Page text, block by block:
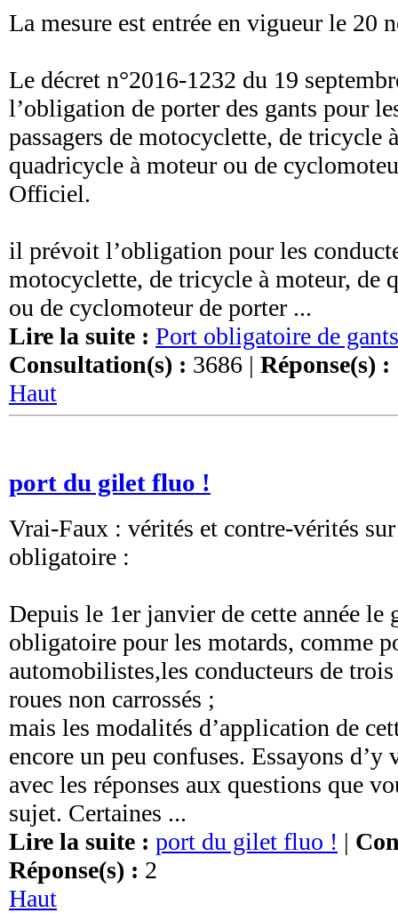
La mesure est entrée en vigueur le 20
Le décret n°2016-1232 du 19
l’obligation de porter des gants pour
passagers de motocyclette, de tricycle
quadricycle à moteur ou de
Officiel.
il prévoit l’obligation pour les
motocyclette, de tricycle à moteur, de
ou de cyclomoteur de porter ...
Lire la suite : Port obligatoire de
Consultation(s) : 3686 | Réponse(s) :
Haut
port du gilet fluo !
Vrai-Faux : vérités et contre-vérités
obligatoire :
Depuis le 1er janvier de cette année le
obligatoire pour les motards, comme
automobilistes,les conducteurs de
roues non carrossés ;
mais les modalités d’application de
encore un peu confuses. Essayons
avec les réponses aux questions que
sujet. Certaines ...
Lire la suite : port du gilet fluo ! |
Réponse(s) : 2
Haut